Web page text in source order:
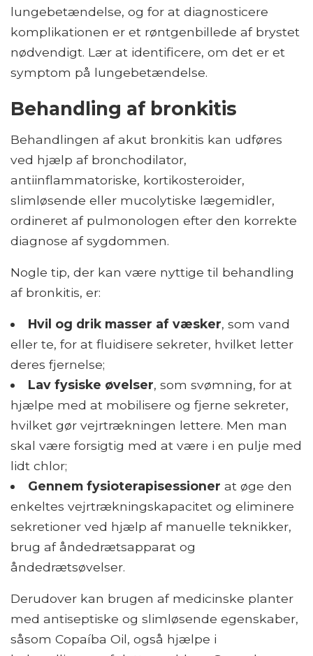
lungebetændelse, og for at diagnosticere
komplikationen er et røntgenbillede af brystet
nødvendigt. Lær at identificere, om det er et
symptom på lungebetændelse.
Behandling af bronkitis
Behandlingen af ​​akut bronkitis kan udføres
ved hjælp af bronchodilator,
antiinflammatoriske, kortikosteroider,
slimløsende eller mucolytiske lægemidler,
ordineret af pulmonologen efter den korrekte
diagnose af sygdommen.
Nogle tip, der kan være nyttige til behandling
af bronkitis, er:
Hvil og drik masser af væsker, som vand
eller te, for at fluidisere sekreter, hvilket letter
deres fjernelse;
Lav fysiske øvelser, som svømning, for at
hjælpe med at mobilisere og fjerne sekreter,
hvilket gør vejrtrækningen lettere. Men man
skal være forsigtig med at være i en pulje med
lidt chlor;
Gennem fysioterapisessioner at øge den
enkeltes vejrtrækningskapacitet og eliminere
sekretioner ved hjælp af manuelle teknikker,
brug af åndedrætsapparat og
åndedrætsøvelser.
Derudover kan brugen af ​​medicinske planter
med antiseptiske og slimløsende egenskaber,
såsom Copaíba Oil, også hjælpe i